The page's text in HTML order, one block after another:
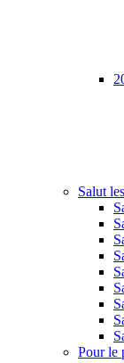
Salut
Pour le